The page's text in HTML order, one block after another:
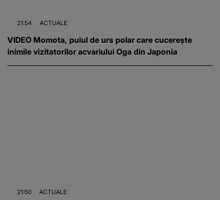
21:54 ACTUALE
VIDEO Momota, puiul de urs polar care cucerește
inimile vizitatorilor acvariului Oga din Japonia
21:50 ACTUALE